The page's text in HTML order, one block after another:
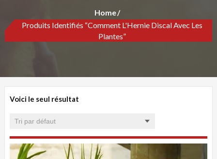
Home
Produits Identifiés “Comment L'Hernie Discal Avec Les
Plantes”
Voici le seul résultat